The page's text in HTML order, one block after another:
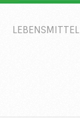
LEBENSMITTEL